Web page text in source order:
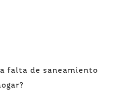
falta de saneamiento